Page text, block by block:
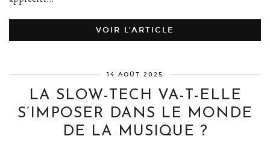
VOIR L’ARTICLE
14 AOÛT 2025
LA SLOW-TECH VA-T-ELLE
S’IMPOSER DANS LE MONDE
DE LA MUSIQUE ?